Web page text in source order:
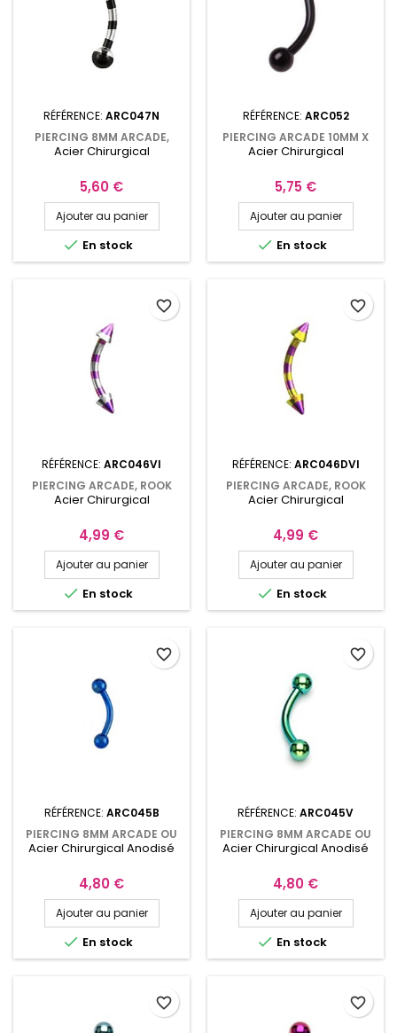
RÉFÉRENCE: ARC047N
PIERCING 8MM ARCADE,
ROOK AVEC BOULES ACIER
Acier Chirurgical
Prix
5,60 €
Ajouter au panier
 En stock
RÉFÉRENCE: ARC052
PIERCING ARCADE 10MM X
1,6MM ET BOULES NOIRES
Acier Chirurgical
Prix
5,75 €
Ajouter au panier
 En stock
RÉFÉRENCE: ARC046VI
PIERCING ARCADE, ROOK
8MM ACIER ZÉBRÉ VIOLET
Acier Chirurgical
Prix
4,99 €
Ajouter au panier
 En stock
favorite_border
RÉFÉRENCE: ARC046DVI
PIERCING ARCADE, ROOK
8MM ACIER ZÉBRÉ DORÉ
ARC046DVI
Acier Chirurgical
Prix
4,99 €
Ajouter au panier
 En stock
favorite_border
RÉFÉRENCE: ARC045B
PIERCING 8MM ARCADE OU
CARTILAGE ANODISÉ BLEU
Acier Chirurgical Anodisé
Prix
4,80 €
Ajouter au panier
 En stock
favorite_border
RÉFÉRENCE: ARC045V
PIERCING 8MM ARCADE OU
CARTILAGE ANODISÉ VERT
Acier Chirurgical Anodisé
Prix
4,80 €
Ajouter au panier
 En stock
favorite_border
favorite_border favorite_border